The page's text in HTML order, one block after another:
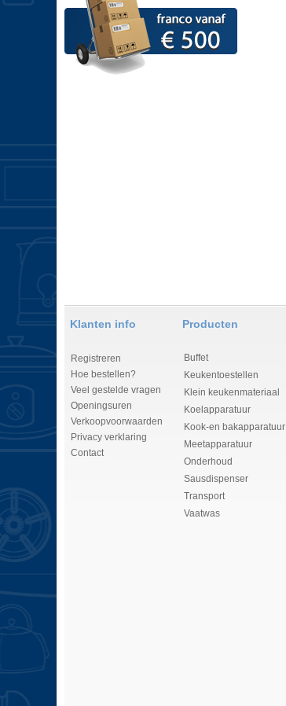
Klanten info
Registreren
Hoe bestellen?
Veel gestelde vragen
Openingsuren
Verkoopvoorwaarden
Privacy verklaring
Contact
Producten
Buffet
Keukentoestellen
Klein keukenmateriaal
Koelapparatuur
Kook-en bakapparatuur
Meetapparatuur
Onderhoud
Sausdispenser
Transport
Vaatwas